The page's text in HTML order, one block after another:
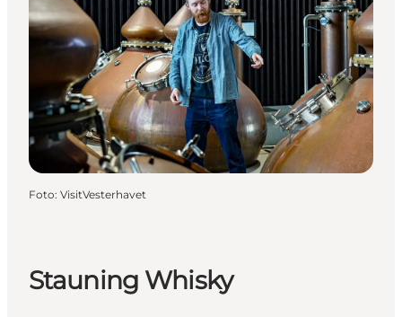
Foto: VisitVesterhavet
Stauning Whisky